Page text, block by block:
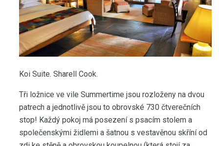
Koi Suite. Sharell Cook.
Tři ložnice ve vile Summertime jsou rozloženy na dvou
patrech a jednotlivě jsou to obrovské 730 čtverečních
stop! Každý pokoj má posezení s psacím stolem a
společenskými židlemi a šatnou s vestavěnou skříní od